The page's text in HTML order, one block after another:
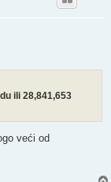
ili 28,841,653
veći od